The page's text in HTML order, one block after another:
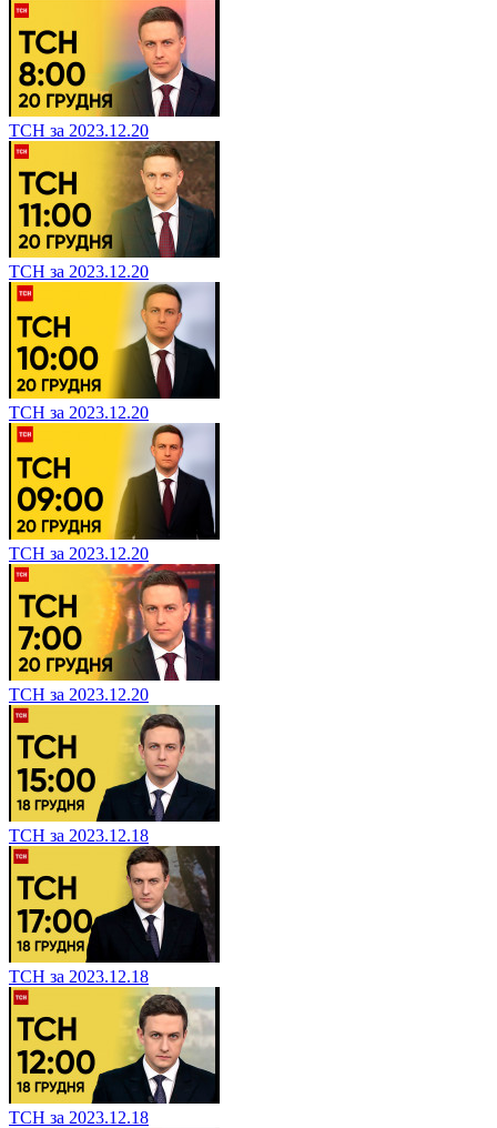
ТСН за 2023.12.20
ТСН за 2023.12.20
ТСН за 2023.12.20
ТСН за 2023.12.20
ТСН за 2023.12.20
ТСН за 2023.12.18
ТСН за 2023.12.18
ТСН за 2023.12.18